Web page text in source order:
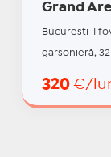
Grand
Bucuresti-
garsonieră,
320 €/